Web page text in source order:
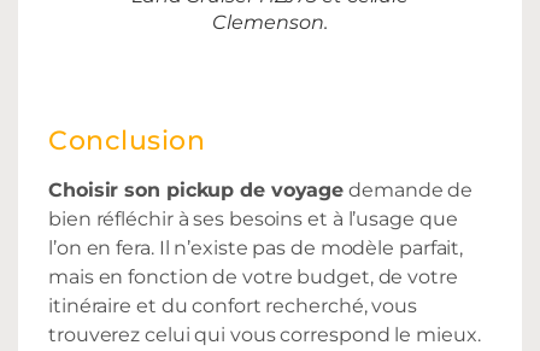
Clemenson.
Conclusion
Choisir son pickup de voyage demande de
bien réfléchir à ses besoins et à l’usage que
l’on en fera. Il n’existe pas de modèle parfait,
mais en fonction de votre budget, de votre
itinéraire et du confort recherché, vous
trouverez celui qui vous correspond le mieux.